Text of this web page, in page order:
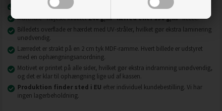
Billeder på lærred er modstandsdygtige over for slid, ridser og snavs.
Materiale - højeste kvalitet240 g/m lærred eller 130 g/m fleece.
Billedets overflade er hærdet med UV-stråler, hvilket gør ekstra laminering
unødvendig.
Lærredet er strakt på en 2 cm tyk MDF-ramme. Hvert billede er udstyret
med en ophængningsanordning.
Motivet er printet på alle sider, hvilket gør ekstra indramning unødvendig,
og det er klar til ophængning lige ud af kassen.
Produktion finder sted i EU efter individuel kundebestilling. Vi har
ingen lagerbeholdning.